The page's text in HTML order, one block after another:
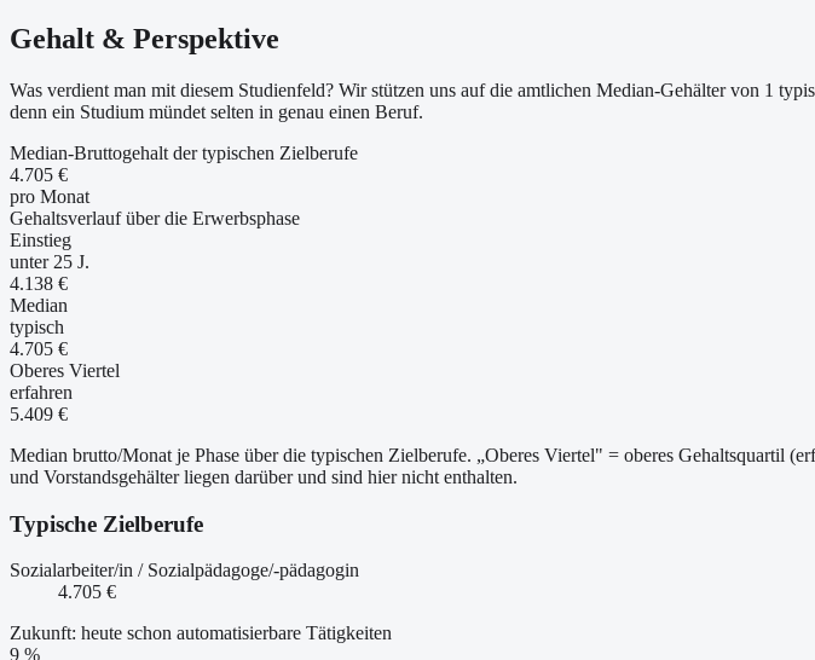
Gehalt & Perspektive
Was verdient man mit diesem Studienfeld? Wir stützen uns auf die amtlichen Median-Gehälter von 1
denn ein Studium mündet selten in genau einen Beruf.
Median-Bruttogehalt der typischen Zielberufe
4.705 €
pro Monat
Gehaltsverlauf über die Erwerbsphase
Einstieg
unter 25 J.
4.138 €
Median
typisch
4.705 €
Oberes Viertel
erfahren
5.409 €
Median brutto/Monat je Phase über die typischen Zielberufe. „Oberes Viertel" = oberes Gehaltsquartil
und Vorstandsgehälter liegen darüber und sind hier nicht enthalten.
Typische Zielberufe
Sozialarbeiter/in / Sozialpädagoge/-pädagogin
4.705 €
Zukunft: heute schon automatisierbare Tätigkeiten
9 %